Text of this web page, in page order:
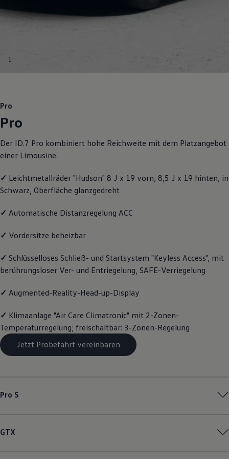
GTI Kollektion
Software Updates
Volkswagen Teile
Zubehör
Schutz und Pflege
Transport
Entertainment und Elektronik
Wallbox und Ladekabel
Volkswagen Apps, Login und Shop
Updates für Software, Karten und Radio
Über Ihr Auto
Vorgängermodelle
Volkswagen Kundenbetreuung
Assistenzsysteme
Digitale Betriebsanleitung
Live Beratung
Magazin
Lifestyle
Transport
1
Pro
Pro
Der ID.7 Pro kombiniert hohe Reichweite mit dem Platzangebot
einer Limousine.
✓ Leichtmetallräder "Hudson" 8 J x 19 vorn, 8,5 J x 19 hinten, in
Schwarz, Oberfläche glanzgedreht
✓ Automatische Distanzregelung ACC
✓ Vordersitze beheizbar
✓ Schlüsselloses Schließ- und Startsystem "Keyless Access", mit
berührungsloser Ver- und Entriegelung, SAFE-Verriegelung
✓ Augmented-Reality-Head-up-Display
✓ Klimaanlage "Air Care Climatronic" mit 2-Zonen-
Temperaturregelung; freischaltbar: 3-Zonen-Regelung
Jetzt Probefahrt vereinbaren
Pro S
GTX